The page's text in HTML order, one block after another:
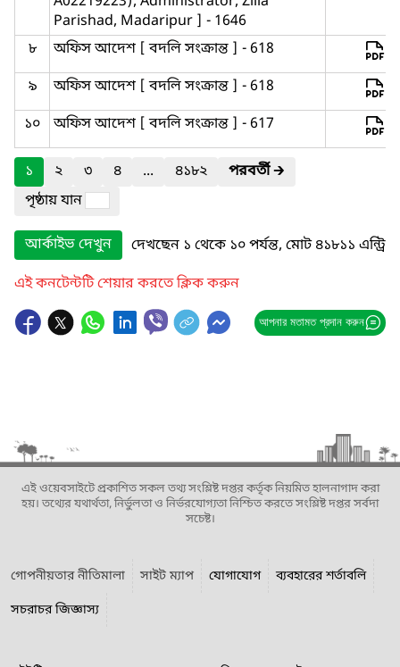
Parishad, Madaripur ] - 1646
৮
অফিস আদেশ [ বদলি সংক্রান্ত ] - 618
৯
অফিস আদেশ [ বদলি সংক্রান্ত ] - 618
১০
অফিস আদেশ [ বদলি সংক্রান্ত ] - 617
১ ২ ৩ ৪ ... ৪১৮২ পরবর্তী🡲
পৃষ্ঠায় যান
আর্কাইভ দেখুন
দেখছেন ১ থেকে ১০ পর্যন্ত, মোট ৪১৮১১ এন্ট্রি
এই কনটেন্টটি শেয়ার করতে ক্লিক করুন
আপনার মতামত প্রদান করুন
এই ওয়েবসাইটে প্রকাশিত সকল তথ্য সংশ্লিষ্ট দপ্তর কর্তৃক নিয়মিত হালনাগাদ করা
হয়। তথ্যের যথার্থতা, নির্ভুলতা ও নির্ভরযোগ্যতা নিশ্চিত করতে সংশ্লিষ্ট দপ্তর সর্বদা
সচেষ্ট।
গোপনীয়তার নীতিমালা সাইট ম্যাপ যোগাযোগ
ব্যবহারের শর্তাবলি
সচরাচর জিজ্ঞাস্য